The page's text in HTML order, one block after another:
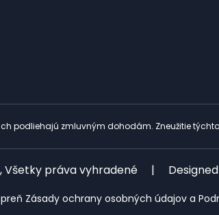
podliehajú zmluvným dohodám. Zneužitie
Všetky práva vyhradené |
Zásady ochrany osobných údajova